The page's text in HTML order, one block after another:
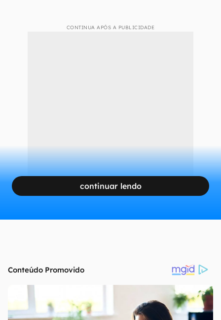
CONTINUA APÓS A PUBLICIDADE
continuar lendo